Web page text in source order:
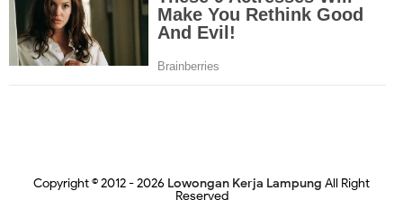
Copyright © 2012 -2026 Lowongan Kerja Lampung All Right
Reserved